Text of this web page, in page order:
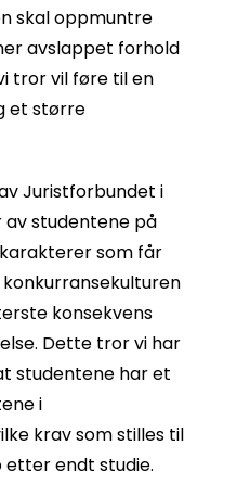
skal oppmuntre
avslappet forhold
tror vil føre til en
et større
Juristforbundet i
av studentene på
som får
konsekvens
Dette tror vi har
studentene har et
i
krav som stilles til
endt studie.